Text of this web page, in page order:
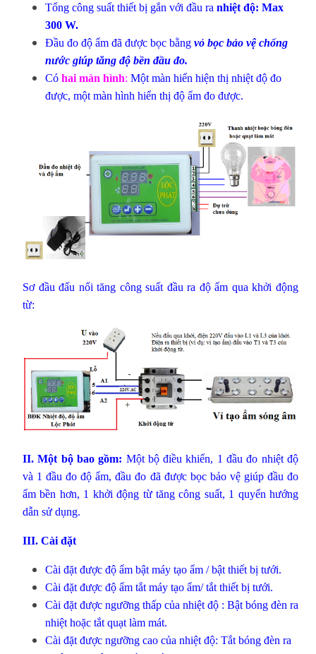
Tổng công suất thiết bị gắn với đầu ra nhiệt độ: Max
300 W.
Đầu đo độ ẩm đã được bọc bằng vỏ bọc bảo vệ chống
nước giúp tăng độ bền đầu đo.
Có hai màn hình: Một màn hiển hiện thị nhiệt độ đo
được, một màn hình hiển thị độ ẩm đo được.
Sơ đầu đấu nối tăng công suất đầu ra độ ẩm qua khởi động
từ:
II. Một bộ bao gồm: Một bộ điều khiển, 1 đầu đo nhiệt độ
và 1 đầu đo độ ẩm, đầu đo đã được bọc bảo vệ giúp đầu đo
ẩm bền hơn, 1 khởi động từ tăng công suất, 1 quyển hướng
dẫn sử dụng.
III. Cài đặt
Cài đặt được độ ẩm bật máy tạo ẩm / bật thiết bị tưới.
Cài đặt được độ ẩm tắt máy tạo ẩm/ tắt thiết bị tưới.
Cài đặt được ngưỡng thấp của nhiệt độ : Bật bóng đèn ra
nhiệt hoặc tắt quạt làm mát.
Cài đặt được ngưỡng cao của nhiệt độ: Tắt bóng đèn ra